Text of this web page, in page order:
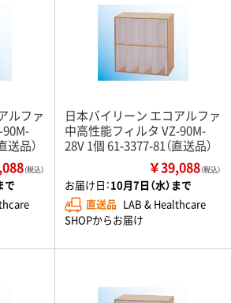
ルファ
送品）
（税込）
で
日本バイリーン エコアルファ
中高性能フィルタ VZ-90M-
28V 1個 61-3377-81（直送品）
￥39,088（税込）
お届け日：10月7日（水）まで
直送品 LAB & Healthcare
SHOPからお届け